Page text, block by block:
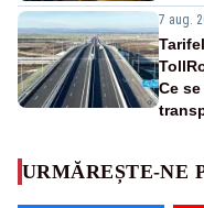
7 aug.
Ce
URMĂREȘTE-NE